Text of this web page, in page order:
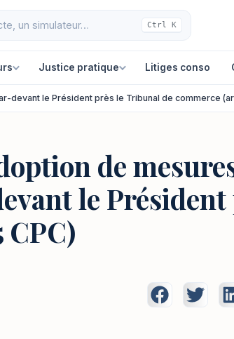
Ctrl K
Justice pratique Litiges conso
devant le Président près le Tribunal de commerce
de
le Président